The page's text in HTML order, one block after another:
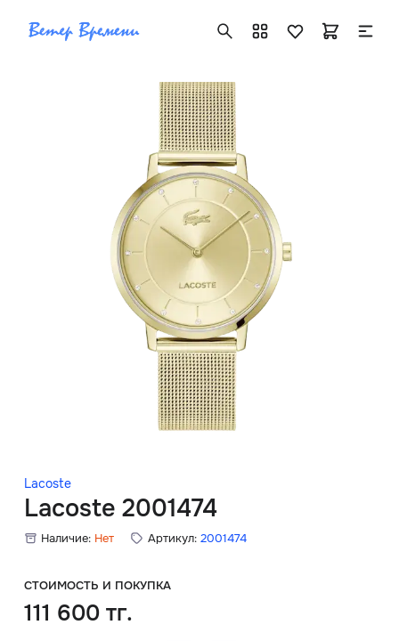
Lacoste
Lacoste 2001474
Наличие: Нет Артикул: 2001474
СТОИМОСТЬ И ПОКУПКА
111 600 тг.
+7 ( 705 ) 181-42-50
info@vetervremeni.kz
Авторизация
Каталог
Мужские часы
Женские часы
Скидки
Главная
О нас